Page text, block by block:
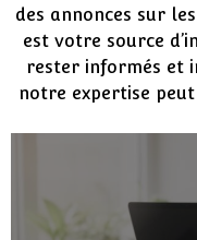
des annonces sur
est votre source
rester informés et
notre expertise